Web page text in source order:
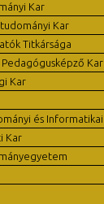
Kar
Kar
Titkársága
Pedagógusképző Kar
Kar
és
Kar